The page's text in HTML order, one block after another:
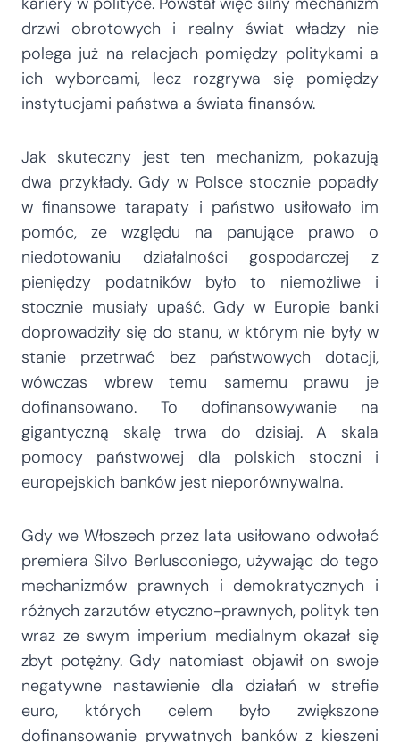
drzwi obrotowych i realny świat władzy nie
polega już na relacjach pomiędzy politykami a
ich wyborcami, lecz rozgrywa się pomiędzy
instytucjami państwa a świata finansów.
Jak skuteczny jest ten mechanizm, pokazują
dwa przykłady. Gdy w Polsce stocznie popadły
w finansowe tarapaty i państwo usiłowało im
pomóc, ze względu na panujące prawo o
niedotowaniu działalności gospodarczej z
pieniędzy podatników było to niemożliwe i
stocznie musiały upaść. Gdy w Europie banki
doprowadziły się do stanu, w którym nie były w
stanie przetrwać bez państwowych dotacji,
wówczas wbrew temu samemu prawu je
dofinansowano. To dofinansowywanie na
gigantyczną skalę trwa do dzisiaj. A skala
pomocy państwowej dla polskich stoczni i
europejskich banków jest nieporównywalna.
Gdy we Włoszech przez lata usiłowano odwołać
premiera Silvo Berlusconiego, używając do tego
mechanizmów prawnych i demokratycznych i
różnych zarzutów etyczno-prawnych, polityk ten
wraz ze swym imperium medialnym okazał się
zbyt potężny. Gdy natomiast objawił on swoje
negatywne nastawienie dla działań w strefie
euro, których celem było zwiększone
dofinansowanie prywatnych banków z kieszeni